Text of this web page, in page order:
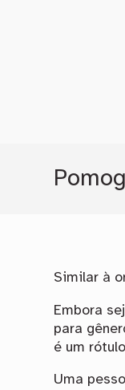
Similar à
Embora
para
é um
Uma